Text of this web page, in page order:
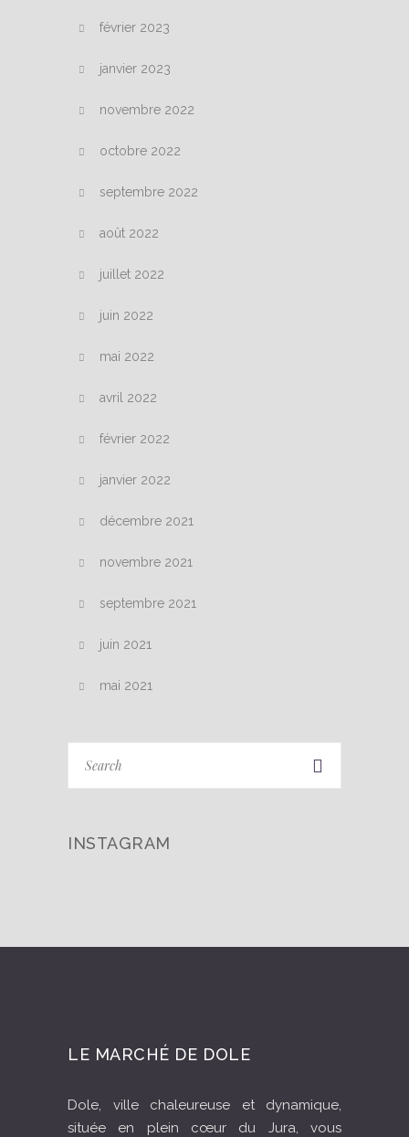
février 2023
janvier 2023
novembre 2022
octobre 2022
septembre 2022
août 2022
juillet 2022
juin 2022
mai 2022
avril 2022
février 2022
janvier 2022
décembre 2021
novembre 2021
septembre 2021
juin 2021
mai 2021
INSTAGRAM
LE MARCHÉ DE DOLE
Dole, ville chaleureuse et dynamique,
située en plein cœur du Jura, vous